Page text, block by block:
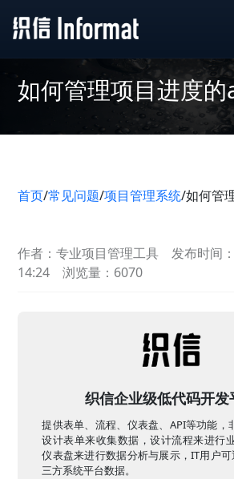
如何管理项目进度
首页/常见问题/项目管理系统/如何管
作者：专业项目管理工具
发布时间
14:24
浏览量：6070
织信企业级低代码开发
提供表单、流程、仪表盘、API等功能，
设计表单来收集数据，设计流程来进行
仪表盘来进行数据分析与展示，IT用户
三方系统平台数据。